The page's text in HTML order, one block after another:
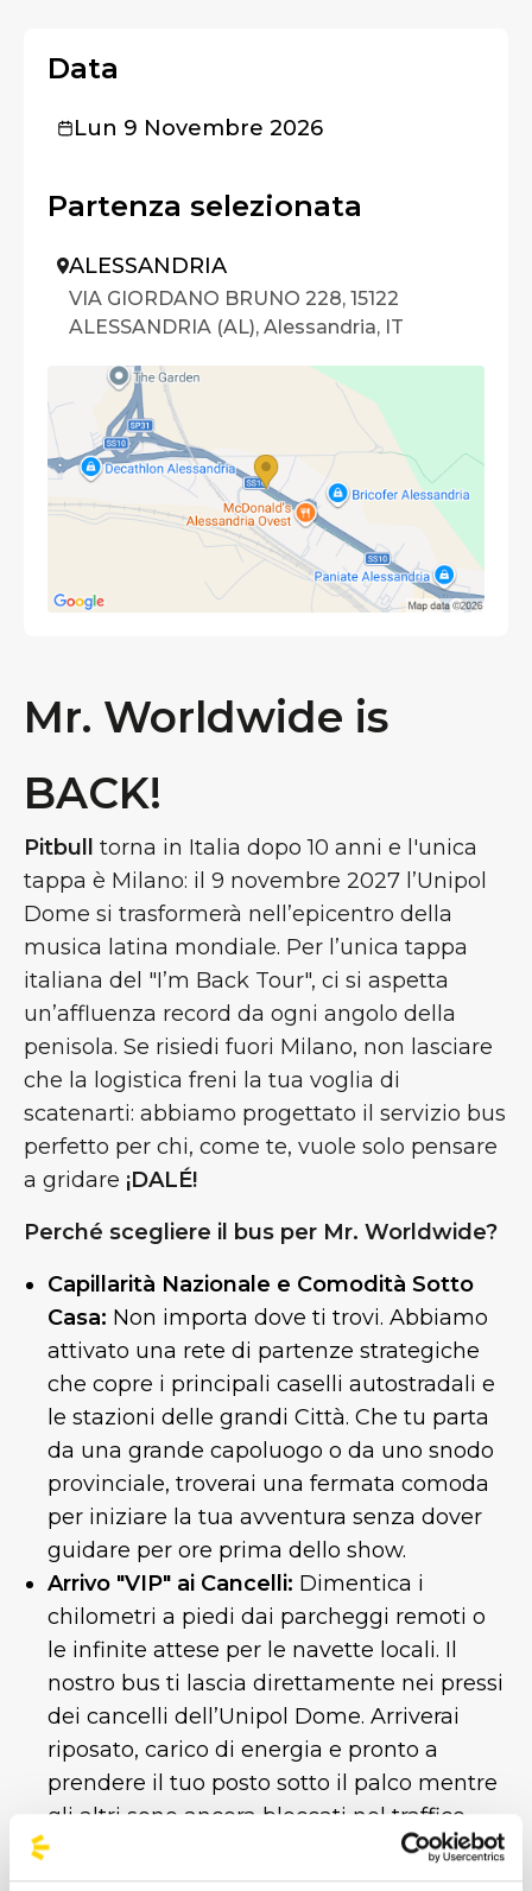
Mr. Worldwide is
BACK!
Pitbull torna in Italia dopo 10 anni e l'unica
tappa è Milano: il 9 novembre 2027 l’Unipol
Dome si trasformerà nell’epicentro della
musica latina mondiale. Per l’unica tappa
italiana del "I’m Back Tour", ci si aspetta
un’affluenza record da ogni angolo della
penisola. Se risiedi fuori Milano, non lasciare
che la logistica freni la tua voglia di
scatenarti: abbiamo progettato il servizio bus
perfetto per chi, come te, vuole solo pensare
a gridare ¡DALÉ!
Perché scegliere il bus per Mr. Worldwide?
Capillarità Nazionale e Comodità Sotto
Casa: Non importa dove ti trovi. Abbiamo
attivato una rete di partenze strategiche
che copre i principali caselli autostradali e
le stazioni delle grandi Città. Che tu parta
da una grande capoluogo o da uno snodo
provinciale, troverai una fermata comoda
per iniziare la tua avventura senza dover
guidare per ore prima dello show.
Arrivo "VIP" ai Cancelli: Dimentica i
chilometri a piedi dai parcheggi remoti o
le infinite attese per le navette locali. Il
nostro bus ti lascia direttamente nei pressi
dei cancelli dell’Unipol Dome. Arriverai
riposato, carico di energia e pronto a
prendere il tuo posto sotto il palco mentre
gli altri sono ancora bloccati nel traffico
della tangenziale.
Zero Stress da Parcheggio e ZTL:Milano
Data
Lun 9 Novembre 2026
Partenza selezionata
ALESSANDRIA
VIA GIORDANO BRUNO 228, 15122
ALESSANDRIA (AL), Alessandria, IT